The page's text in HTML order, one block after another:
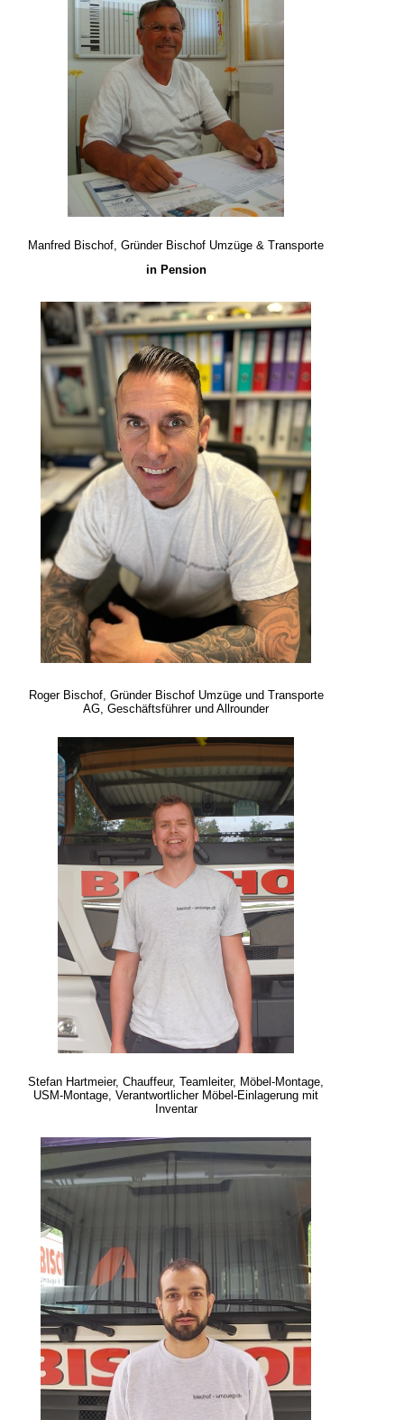
Manfred Bischof, Gründer Bischof Umzüge & Transporte
in Pension
Roger Bischof, Gründer Bischof Umzüge und Transporte
AG, Geschäftsführer und Allrounder
Stefan Hartmeier, Chauffeur, Teamleiter, Möbel-Montage,
USM-Montage,Verantwortlicher Möbel-Einlagerung mit
Inventar